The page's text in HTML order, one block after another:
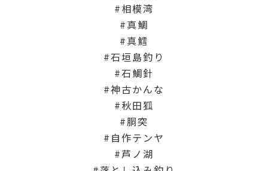
相模湾
真鯛
真鱈
石垣島釣り
石鯛針
神古かんな
秋田狐
胴突
自作テンヤ
芦ノ湖